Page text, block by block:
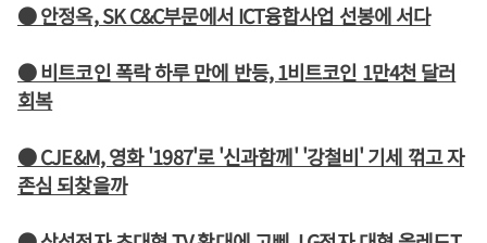
● 안정옥, SK C&C부문에서 ICT융합사업 선봉에 서다
● 비트코인 폭락 하루 만에 반등, 1비트코인 1만4천 달러
회복
● CJE&M, 영화 '1987'로 '신과함께' '강철비' 기세 꺾고 자
존심 되찾을까